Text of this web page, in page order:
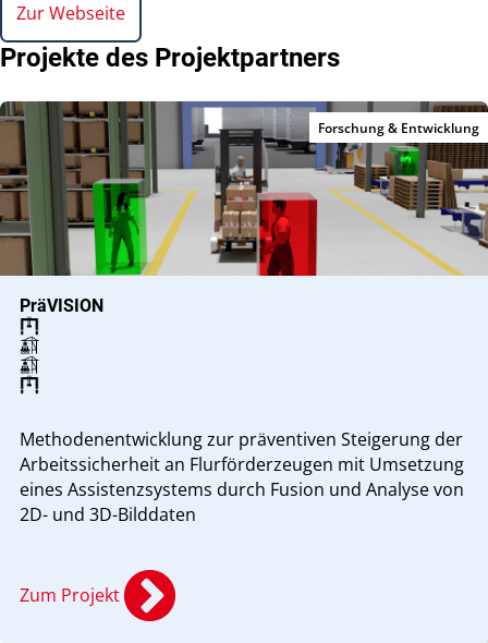
Zur Webseite
Projekte des Projektpartners
Forschung & Entwicklung
PräVISION
Methodenentwicklung zur präventiven Steigerung der
Arbeitssicherheit an Flurförderzeugen mit Umsetzung
eines Assistenzsystems durch Fusion und Analyse von
2D- und 3D-Bilddaten
Zum Projekt